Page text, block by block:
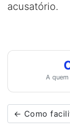
acusatório.
A
← Como